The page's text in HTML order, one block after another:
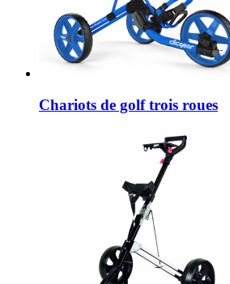
Chariots de golf trois roues